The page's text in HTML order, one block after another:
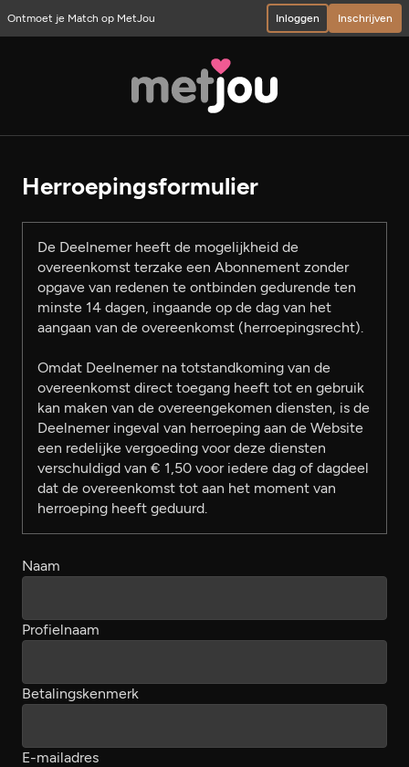
Ontmoet je Match op MetJou Inloggen Inschrijven
Herroepingsformulier
De Deelnemer heeft de mogelijkheid de
overeenkomst terzake een Abonnement zonder
opgave van redenen te ontbinden gedurende ten
minste 14 dagen, ingaande op de dag van het
aangaan van de overeenkomst (herroepingsrecht).
Omdat Deelnemer na totstandkoming van de
overeenkomst direct toegang heeft tot en gebruik
kan maken van de overeengekomen diensten, is de
Deelnemer ingeval van herroeping aan de Website
een redelijke vergoeding voor deze diensten
verschuldigd van € 1,50 voor iedere dag of dagdeel
dat de overeenkomst tot aan het moment van
herroeping heeft geduurd.
Naam
Profielnaam
Betalingskenmerk
E-mailadres